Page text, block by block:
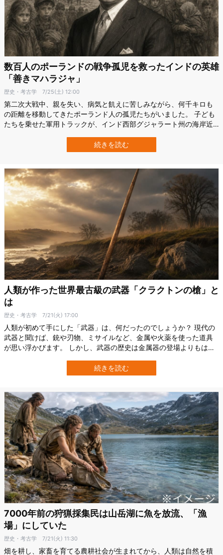
数百人のポーランドの戦争孤児を救ったインドの英雄
「善きマハラジャ」
歴史・考古学 7/25(土) 12:00
第二次大戦中、親を失い、病気と飢えに苦しみながら、何千キロも
の距離を移動してきたポーランド人の孤児たちがいました。 子ども
たちを乗せた軍用トラックが、インド西部グジャラート州の海岸近
た。 男性は、痩せ細った子どもたちに向かってこう語りかけます。
「自分たちを孤児だと思ってはいけません」 彼の名は、ディグヴィ
続きを読む
人類が作った世界最古級の武器「クラクトンの槍」と
は
歴史・考古学 7/21(火) 17:00
人類が初めて手にした「武器」は、何だったのでしょうか？ 現代の
武器と聞けば、銃や刃物、ミサイルなど、金属や火薬を使った道具
が思い浮かびます。 しかし、武器の歴史は金属器の登場よりもはる
候補とされているのが、イギリスで発見された「クラクトンの槍
（Clacton Spear）」です。 いったい、どんな特徴を備えていたの
続きを読む
7000年前の狩猟採集民は山岳湖に魚を放流、「漁
場」にしていた
歴史・考古学 7/21(火) 11:30
畑を耕し、家畜を育てる農耕社会が生まれてから、人類は自然を積